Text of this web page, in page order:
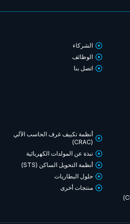
الشركاء
الوظائف
اتصل بنا
أنظمة تكييف غرف الحاسب الآلي
(CRAC)
نبذة عن المولدات الكهربائية
أنظمة التحويل الساكن (STS)
حلول البطاريات
منتجات أخرى